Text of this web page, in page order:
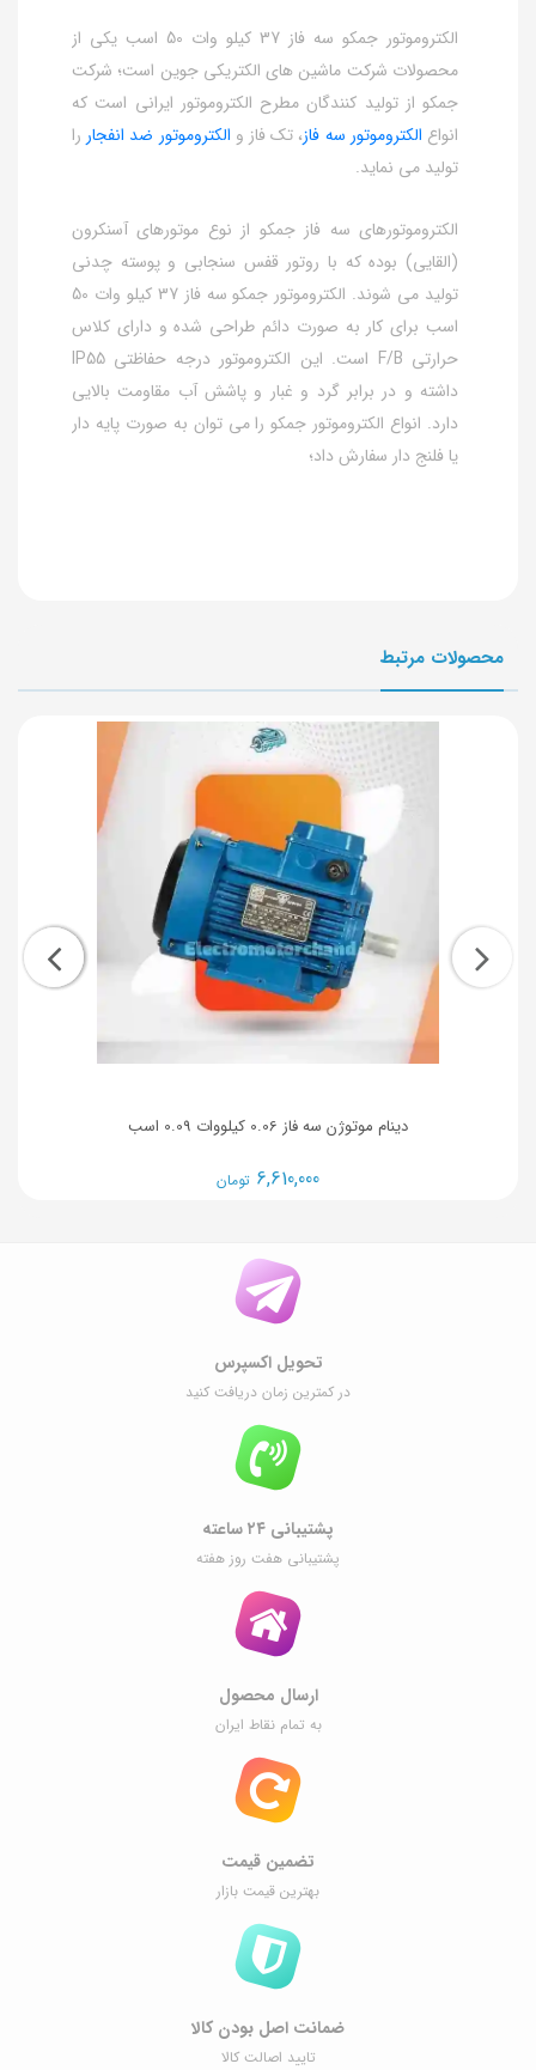
الکتروموتور جمکو سه فاز 37 کیلو وات 50 اسب یکی از
محصولات شرکت ماشین های الکتریکی جوین است؛ شرکت
جمکو از تولید کنندگان مطرح الکتروموتور ایرانی است که
انواع الکتروموتور سه فاز، تک فاز و الکتروموتور ضد انفجار را
تولید می نماید.
الکتروموتورهای سه فاز جمکو از نوع موتورهای آسنکرون
(القایی) بوده که با روتور قفس سنجابی و پوسته چدنی
تولید می شوند. الکتروموتور جمکو سه فاز 37 کیلو وات 50
اسب برای کار به صورت دائم طراحی شده و دارای کلاس
حرارتی F/B است. این الکتروموتور درجه حفاظتی IP55
داشته و در برابر گرد و غبار و پاشش آب مقاومت بالایی
دارد. انواع الکتروموتور جمکو را می توان به صورت پایه دار
یا فلنج دار سفارش داد؛
محصولات مرتبط
دینام موتوژن سه فاز 0.06 کیلووات 0.09 اسب
6,610,000 تومان
تحویل اکسپرس
در کمترین زمان دریافت کنید
پشتیبانی ۲۴ ساعته
پشتیبانی هفت روز هفته
ارسال محصول
به تمام نقاط ایران
تضمین قیمت
بهترین قیمت بازار
ضمانت اصل ‌بودن کالا
تایید اصالت کالا